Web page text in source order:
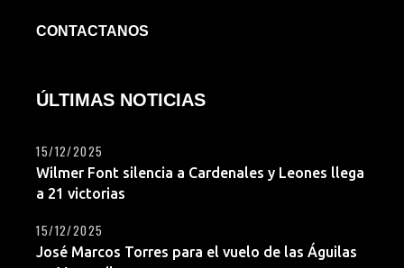
CONTACTANOS
ÚLTIMAS NOTICIAS
Wilmer Font silencia a Cardenales y Leones llega
a 21 victorias
15/12/2025
José Marcos Torres para el vuelo de las Águilas
15/12/2025